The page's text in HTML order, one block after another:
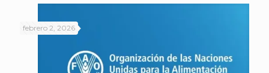
febrero 2, 2026